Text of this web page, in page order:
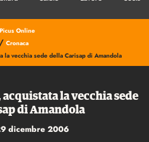
Picus Online
/ Cronaca
la vecchia sede della Carisap di Amandola
la vecchia sede
di Amandola
dicembre 2006